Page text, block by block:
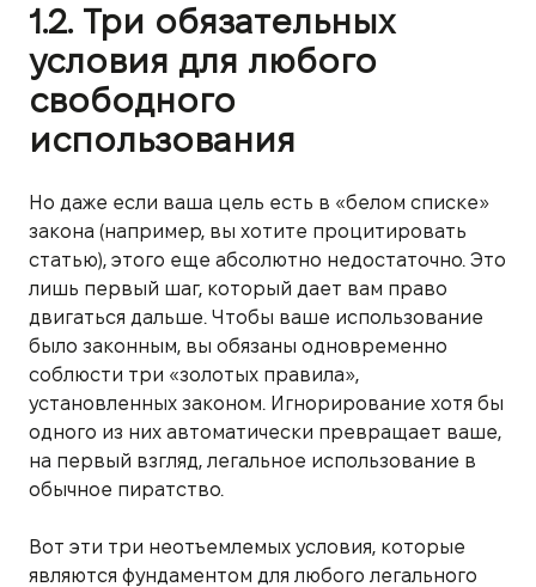
1.2. Три обязательных
условия для любого
свободного
использования
Но даже если ваша цель есть в «белом списке»
закона (например, вы хотите процитировать
статью), этого еще абсолютно недостаточно. Это
лишь первый шаг, который дает вам право
двигаться дальше. Чтобы ваше использование
было законным, вы обязаны одновременно
соблюсти три «золотых правила»,
установленных законом. Игнорирование хотя бы
одного из них автоматически превращает ваше,
на первый взгляд, легальное использование в
обычное пиратство.
Вот эти три неотъемлемых условия, которые
являются фундаментом для любого легального